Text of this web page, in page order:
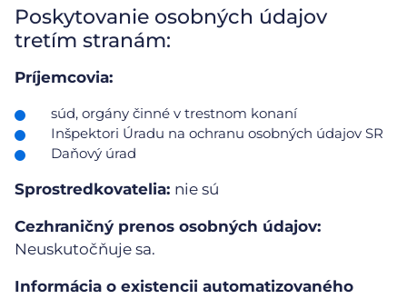
Poskytovanie osobných údajov
tretím stranám:
Príjemcovia:
súd, orgány činné v trestnom konaní
Inšpektori Úradu na ochranu osobných údajov SR
Daňový úrad
Sprostredkovatelia: nie sú
Cezhraničný prenos osobných údajov:
Neuskutočňuje sa.
Informácia o existencii automatizovaného